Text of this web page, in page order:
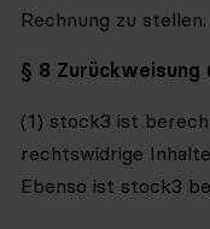
Rechnung zu stellen.
§ 8 Zurückweisung
(1) stock3 ist
rechtswidrige
Ebenso ist stock3